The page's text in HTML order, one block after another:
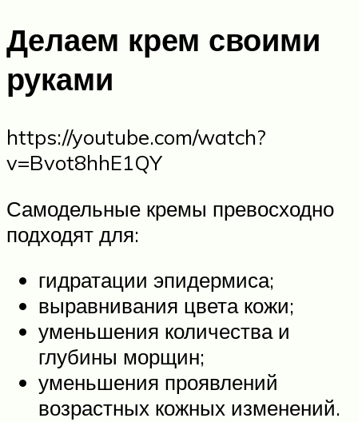
Делаем крем своими
руками
https://youtube.com/watch?
v=Bvot8hhE1QY
Самодельные кремы превосходно
подходят для:
гидратации эпидермиса;
выравнивания цвета кожи;
уменьшения количества и
глубины морщин;
уменьшения проявлений
возрастных кожных изменений.